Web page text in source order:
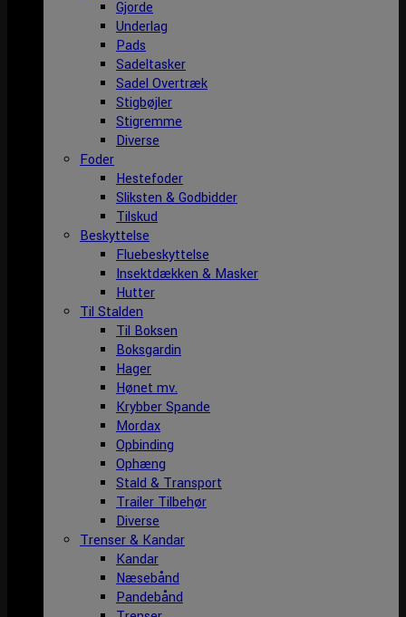
Gjorde
Underlag
Pads
Sadeltasker
Sadel Overtræk
Stigbøjler
Stigremme
Diverse
Foder
Hestefoder
Sliksten & Godbidder
Tilskud
Beskyttelse
Fluebeskyttelse
Insektdækken & Masker
Hutter
Til Stalden
Til Boksen
Boksgardin
Hager
Hønet mv.
Krybber Spande
Mordax
Opbinding
Ophæng
Stald & Transport
Trailer Tilbehør
Diverse
Trenser & Kandar
Kandar
Næsebånd
Pandebånd